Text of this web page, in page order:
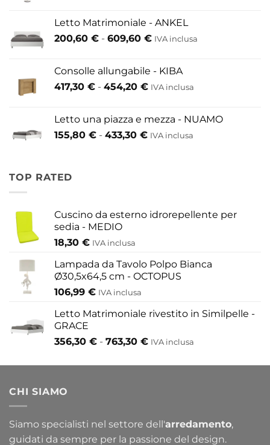
da
52,80 €
146,30 €
Letto Matrimoniale - ANKEL
200,60 € - 609,60 €Fascia
da
200,60 €
609,60 €
IVA inclusa
Consolle allungabile - KIBA
417,30 € - 454,20 €Fascia
da
417,30 €
IVA inclusa
Letto una piazza e mezza - NUAMO
155,80 € - 433,30 €Fascia
433,30 €
IVA inclusa
TOP RATED
Cuscino da esterno idrorepellente per
sedia - MEDIO
18,30 € IVA inclusa
Lampada da Tavolo Polpo Bianca
Ø30,5x64,5 cm - OCTOPUS
106,99 € IVA inclusa
Letto Matrimoniale rivestito in Similpelle -
GRACE
356,30 € - 763,30 €Fascia
prezzo:
IVA inclusa
CHI SIAMO
Siamo specialisti nel settore dell'arredamento,
guidati da sempre per la passione del design.